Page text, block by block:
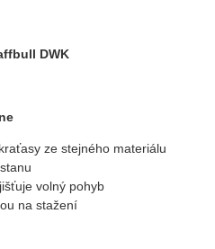
DWK
ze stejného materiálu
volný pohyb
na stažení